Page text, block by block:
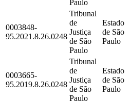
Paulo
0003848-
95.2021.8.26.0248
Tribunal
de
Justiça
de São
Paulo
Estado
de São
Paulo
0003665-
95.2019.8.26.0248
Tribunal
de
Justiça
de São
Paulo
Estado
de São
Paulo